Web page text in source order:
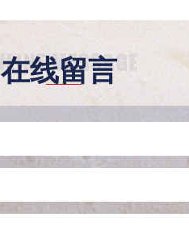
在线留言